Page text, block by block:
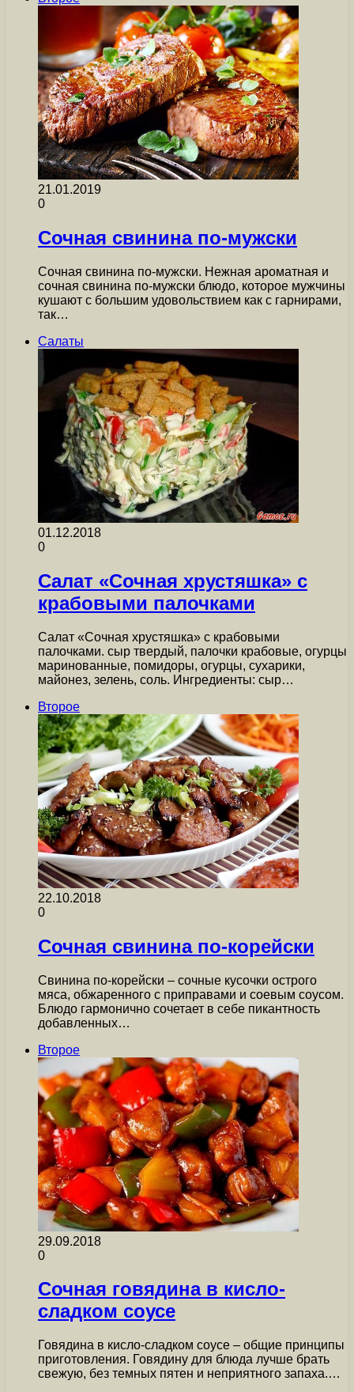
21.01.2019
0
Сочная свинина по-мужски
Сочная свинина по-мужски. Нежная ароматная и
сочная свинина по-мужски блюдо, которое мужчины
кушают с большим удовольствием как с гарнирами,
так…
Салаты
01.12.2018
0
Салат «Сочная хрустяшка» с
крабовыми палочками
Салат «Сочная хрустяшка» с крабовыми
палочками. сыр твердый, палочки крабовые, огурцы
маринованные, помидоры, огурцы, сухарики,
майонез, зелень, соль. Ингредиенты: сыр…
Второе
22.10.2018
0
Сочная свинина по-корейски
Свинина по-корейски – сочные кусочки острого
мяса, обжаренного с приправами и соевым соусом.
Блюдо гармонично сочетает в себе пикантность
добавленных…
Второе
29.09.2018
0
Сочная говядина в кисло-
сладком соусе
Говядина в кисло-сладком соусе – общие принципы
приготовления. Говядину для блюда лучше брать
свежую, без темных пятен и неприятного запаха.…